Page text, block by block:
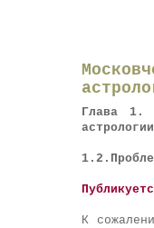
Глава 1.
1.2.
К